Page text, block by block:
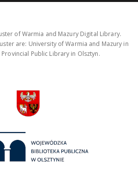
of Warmia and Mazury Digital Library.
are: University of Warmia and Mazury in
Public Library in Olsztyn.